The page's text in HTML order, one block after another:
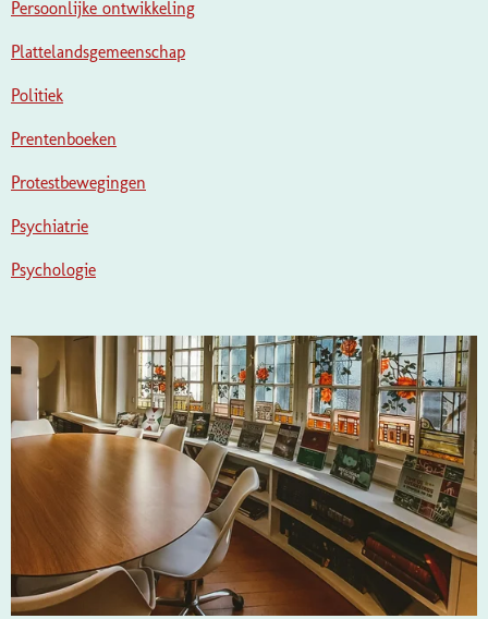
Persoonlijke ontwikkeling
Plattelandsgemeenschap
Politiek
Prentenboeken
Protestbewegingen
Psychiatrie
Psychologie